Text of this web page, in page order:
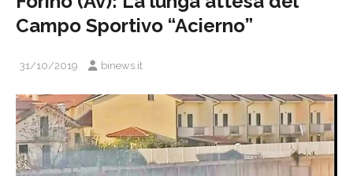
Campo Sportivo “Acierno”
31/10/2019 binews.it